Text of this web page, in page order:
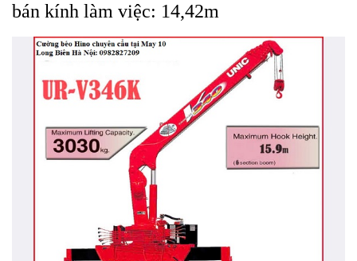
bán kính làm việc: 14,42m